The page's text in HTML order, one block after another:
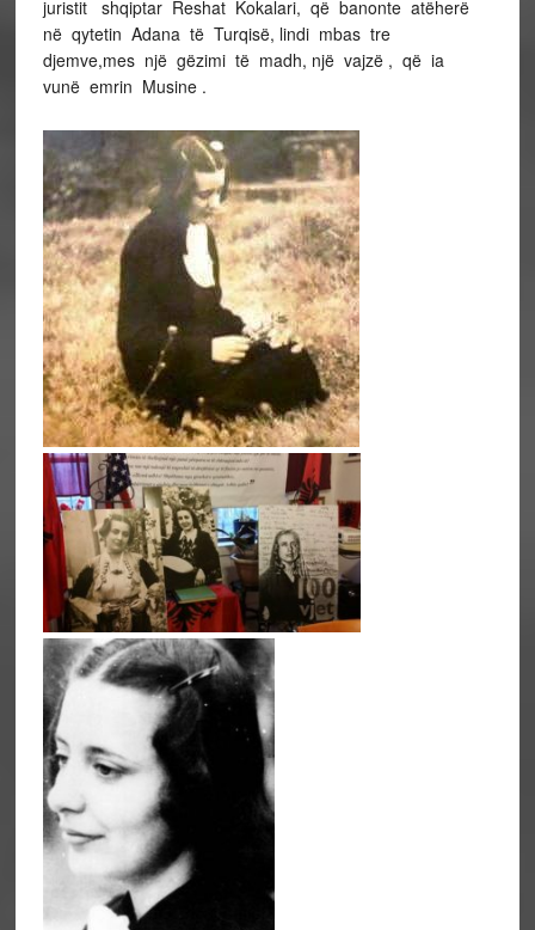
juristit shqiptar Reshat Kokalari, që banonte atëherë
në qytetin Adana të Turqisë, lindi mbas tre
djemve,mes një gëzimi të madh, një vajzë , që ia
vunë emrin Musine .